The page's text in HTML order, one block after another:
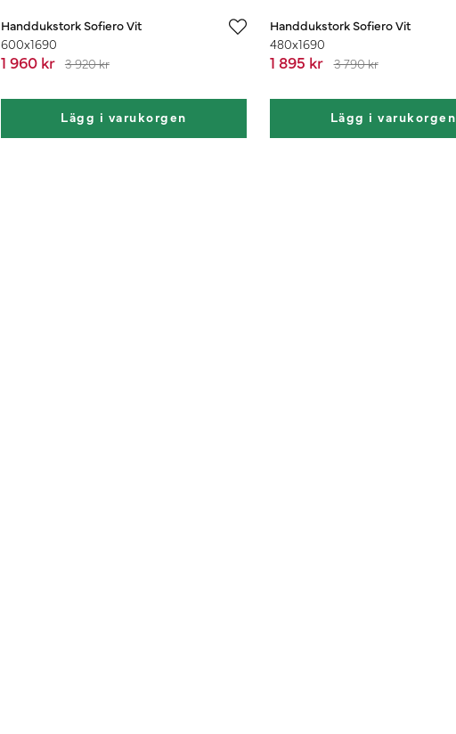
Handdukstork Sofiero Vit
600x1690
1 960 kr 3 920 kr
Lägg i varukorgen
Handdukstork Sofiero Vit
480x1690
1 895 kr 3 790 kr
Lägg i varukorgen